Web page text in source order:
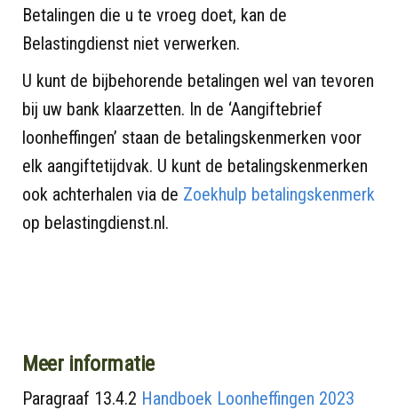
Betalingen die u te vroeg doet, kan de
Belastingdienst niet verwerken.
U kunt de bijbehorende betalingen wel van tevoren
bij uw bank klaarzetten. In de ‘Aangiftebrief
loonheffingen’ staan de betalingskenmerken voor
elk aangiftetijdvak. U kunt de betalingskenmerken
ook achterhalen via de Zoekhulp betalingskenmerk
op belastingdienst.nl.
Meer informatie
Paragraaf 13.4.2 Handboek Loonheffingen 2023